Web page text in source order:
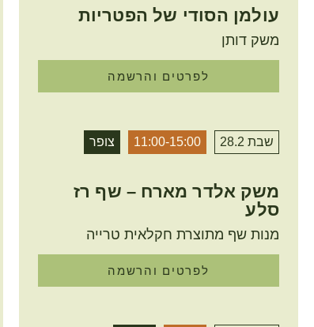
עולמן הסודי של הפטריות
משק דותן
לפרטים והרשמה
שבת 28.2 11:00-15:00 צופר
משק אלדר מארח – שף רז
סלע
מנות שף מתוצרת חקלאית טרייה
לפרטים והרשמה